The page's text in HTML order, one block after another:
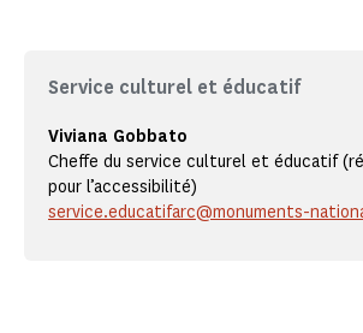
Service culturel et éducatif
Viviana Gobbato
Cheffe du service culturel et éducatif
pour l’accessibilité)
service.educatifarc@monuments-